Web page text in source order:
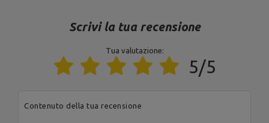
Bilanciere curl con chiusura a
vite 30 mm 120 cm MW-G120L-
Diametro dello spazio per il
Lunghezza: 120 cm,
Peso: ~ 7 kg,
Lunghezza impugnatura: 80
cm,
Scrivi la tua recensione
Tua valutazione:
5/5
Contenuto della tua recensione